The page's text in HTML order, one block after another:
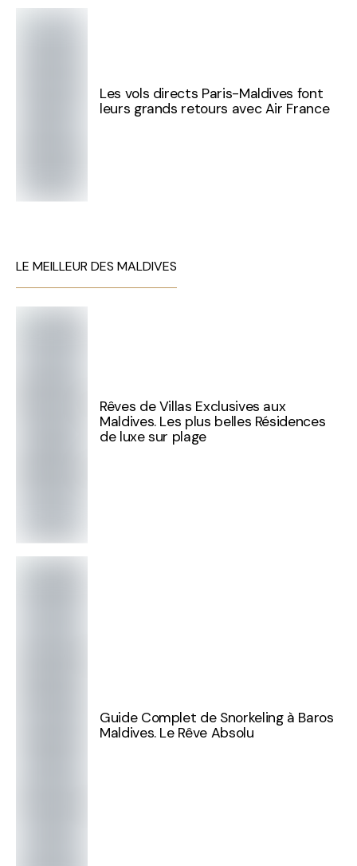
Les vols directs Paris-Maldives font
leurs grands retours avec Air France
LE MEILLEUR DES MALDIVES
Rêves de Villas Exclusives aux
Maldives. Les plus belles Résidences
de luxe sur plage
Guide Complet de Snorkeling à Baros
Maldives. Le Rêve Absolu